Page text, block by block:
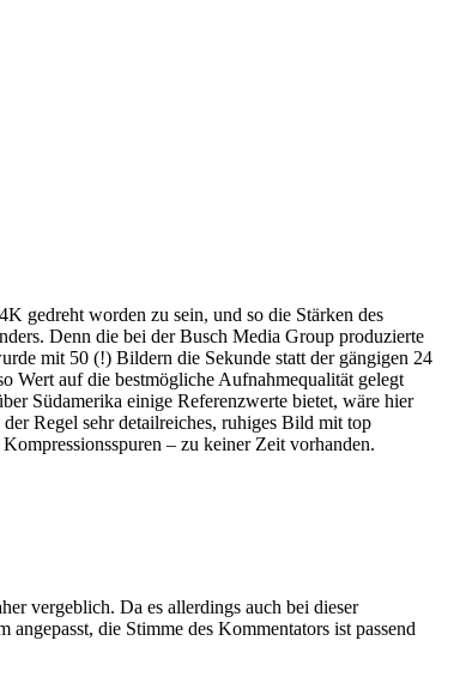
gedreht worden zu sein, und so die Stärken des
Denn die bei der Busch Media Group produzierte
mit 50 (!) Bildern die Sekunde statt der gängigen 24
Wert auf die bestmögliche Aufnahmequalität gelegt
Südamerika einige Referenzwerte bietet, wäre hier
Regel sehr detailreiches, ruhiges Bild mit top
– zu keiner Zeit vorhanden.
vergeblich. Da es allerdings auch bei dieser
die Stimme des Kommentators ist passend